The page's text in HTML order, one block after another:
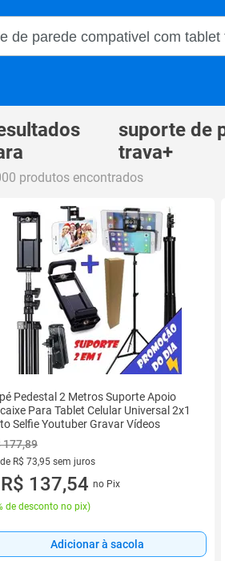
Magalu
suporte de
trava+
produtos encontrados
Pedestal 2 Metros Suporte Apoio
Para Tablet Celular Universal 2x1
Selfie Youtuber Gravar Vídeos
177,89
R$ 73,95 sem juros
de R$ 73,95 sem juros
R$ 137,54 no Pix
de desconto no pix)
Adicionar à sacola